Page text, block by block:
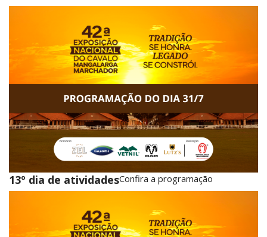
13º dia de atividadesConfira a programação